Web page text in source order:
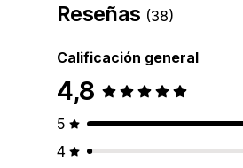
Reseñas (38)
Calificación general
4,8
5
4